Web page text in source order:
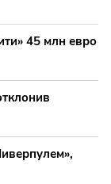
45 млн евро